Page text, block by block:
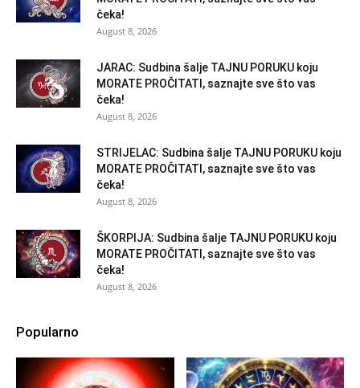
čeka!
August 8, 2026
JARAC: Sudbina šalje TAJNU PORUKU koju
MORATE PROČITATI, saznajte sve što vas
čeka!
August 8, 2026
STRIJELAC: Sudbina šalje TAJNU PORUKU koju
MORATE PROČITATI, saznajte sve što vas
čeka!
August 8, 2026
ŠKORPIJA: Sudbina šalje TAJNU PORUKU koju
MORATE PROČITATI, saznajte sve što vas
čeka!
August 8, 2026
Popularno